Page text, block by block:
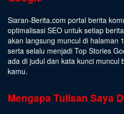
Siaran-Berita.com portal berita
optimalisasi SEO untuk setiap
akan langsung muncul di halaman
serta selalu menjadi Top Stories
ada di judul dan kata kunci muncul
kamu.
Mengapa Tulisan Saya